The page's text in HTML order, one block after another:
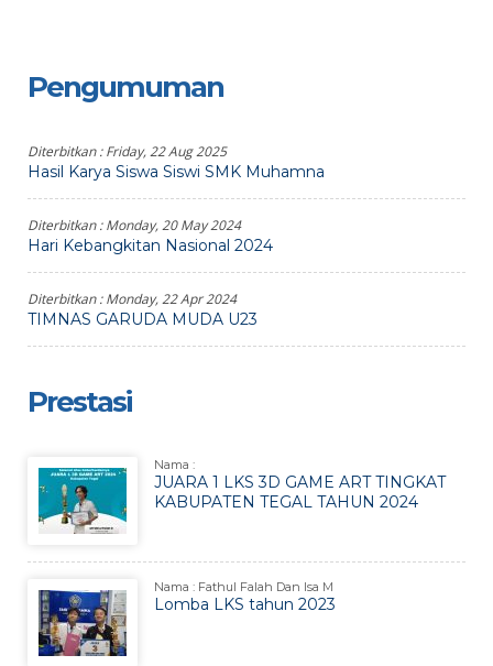
Pengumuman
Diterbitkan :Friday, 22 Aug 2025
Hasil Karya Siswa Siswi SMK Muhamna
Diterbitkan :Monday, 20 May 2024
Hari Kebangkitan Nasional 2024
Diterbitkan :Monday, 22 Apr 2024
TIMNAS GARUDA MUDA U23
Prestasi
Nama :
JUARA 1 LKS 3D GAME ART TINGKAT
KABUPATEN TEGAL TAHUN 2024
Nama : Fathul Falah Dan Isa M
Lomba LKS tahun 2023